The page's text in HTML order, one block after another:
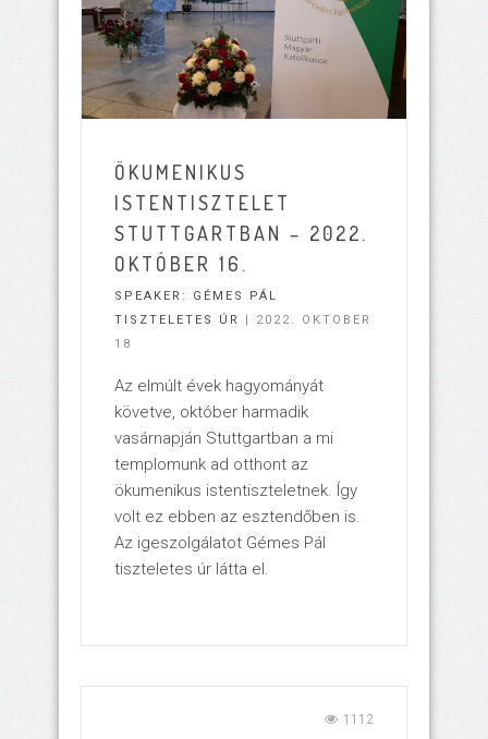
ÖKUMENIKUS
ISTENTISZTELET
STUTTGARTBAN – 2022.
OKTÓBER 16.
SPEAKER: GÉMES PÁL
TISZTELETES ÚR
| 2022. OKTOBER
18
Az elmúlt évek hagyományát
követve, október harmadik
vasárnapján Stuttgartban a mi
templomunk ad otthont az
ökumenikus istentiszteletnek. Így
volt ez ebben az esztendőben is.
Az igeszolgálatot Gémes Pál
tiszteletes úr látta el.
1112